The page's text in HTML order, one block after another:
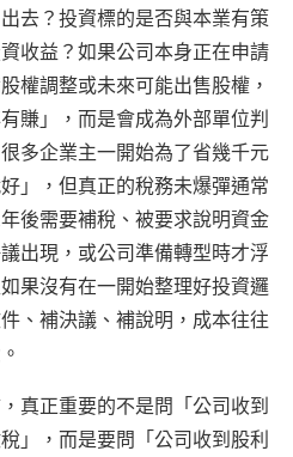
去？投資標的是否與本業有策
收益？如果公司本身正在申請
權調整或未來可能出售股權，
賺」，而是會成為外部單位判
多企業主一開始為了省幾千元
」，但真正的稅務未爆彈通常
後需要補稅、被要求說明資金
出現，或公司準備轉型時才浮
果沒有在一開始整理好投資邏
、補決議、補說明，成本往往
真正重要的不是問「公司收到
」，而是要問「公司收到股利